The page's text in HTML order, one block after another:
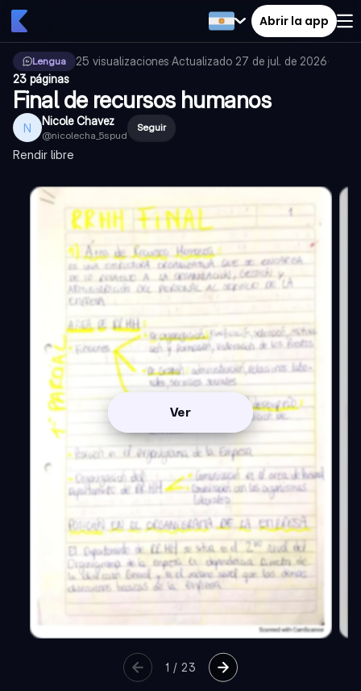
Abrir la app
Lengua 25 visualizaciones·Actualizado 27 de jul. de 2026·
23 páginas
Final de recursos humanos
N Nicole Chavez
@nicolecha_5spud
Seguir
Rendir libre
Ver
1 / 23